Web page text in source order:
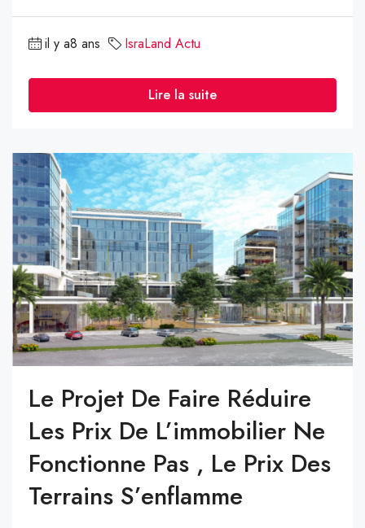
il y a8 ans IsraLand Actu
Lire la suite
Le Projet De Faire Réduire
Les Prix De L’immobilier Ne
Fonctionne Pas , Le Prix Des
Terrains S’enflamme